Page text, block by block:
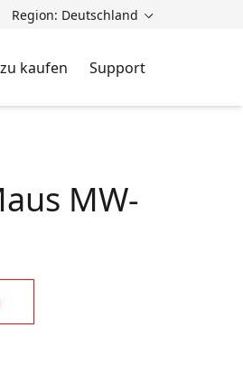
Region: Deutschland
kaufen Support
MW-